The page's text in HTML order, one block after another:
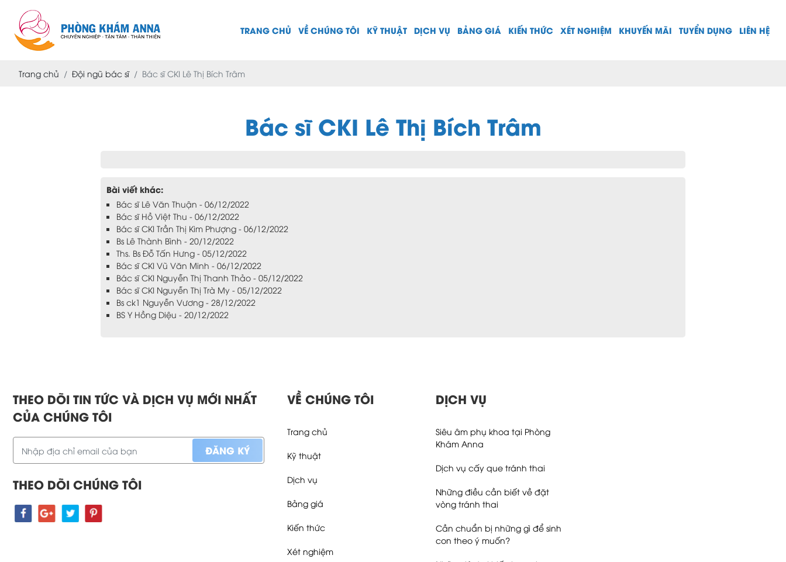
TRANG CHỦ VỀ CHÚNG TÔI KỸ THUẬT DỊCH VỤ BẢNG GIÁ KIẾN THỨC XÉT NGHIỆM KHUYẾN MÃI TUYỂN DỤNG LIÊN HỆ
Trang chủ Đội ngũ bác sĩ Bác sĩ CKI Lê Thị Bích Trâm
Bác sĩ CKI Lê Thị Bích Trâm
Bài viết khác:
Bác sĩ Lê Văn Thuận - 06/12/2022
Bác sĩ Hồ Việt Thu - 06/12/2022
Bác sĩ CKI Trần Thị Kim Phượng - 06/12/2022
Bs Lê Thành Bình - 20/12/2022
Ths. Bs Đỗ Tấn Hưng - 05/12/2022
Bác sĩ CKI Vũ Văn Minh - 06/12/2022
Bác sĩ CKI Nguyễn Thị Thanh Thảo - 05/12/2022
Bác sĩ CKI Nguyễn Thị Trà My - 05/12/2022
Bs ck1 Nguyễn Vương - 28/12/2022
BS Y Hồng Diệu - 20/12/2022
THEO DÕI TIN TỨC VÀ DỊCH VỤ MỚI NHẤT
CỦA CHÚNG TÔI
THEO DÕI CHÚNG TÔI
VỀ CHÚNG TÔI
Trang chủ
Kỹ thuật
Dịch vụ
Bảng giá
Kiến thức
Xét nghiệm
DỊCH VỤ
Siêu âm phụ khoa tại Phòng
Khám Anna
Dịch vụ cấy que tránh thai
Những điều cần biết về đặt
vòng tránh thai
Cần chuẩn bị những gì để sinh
con theo ý muốn?